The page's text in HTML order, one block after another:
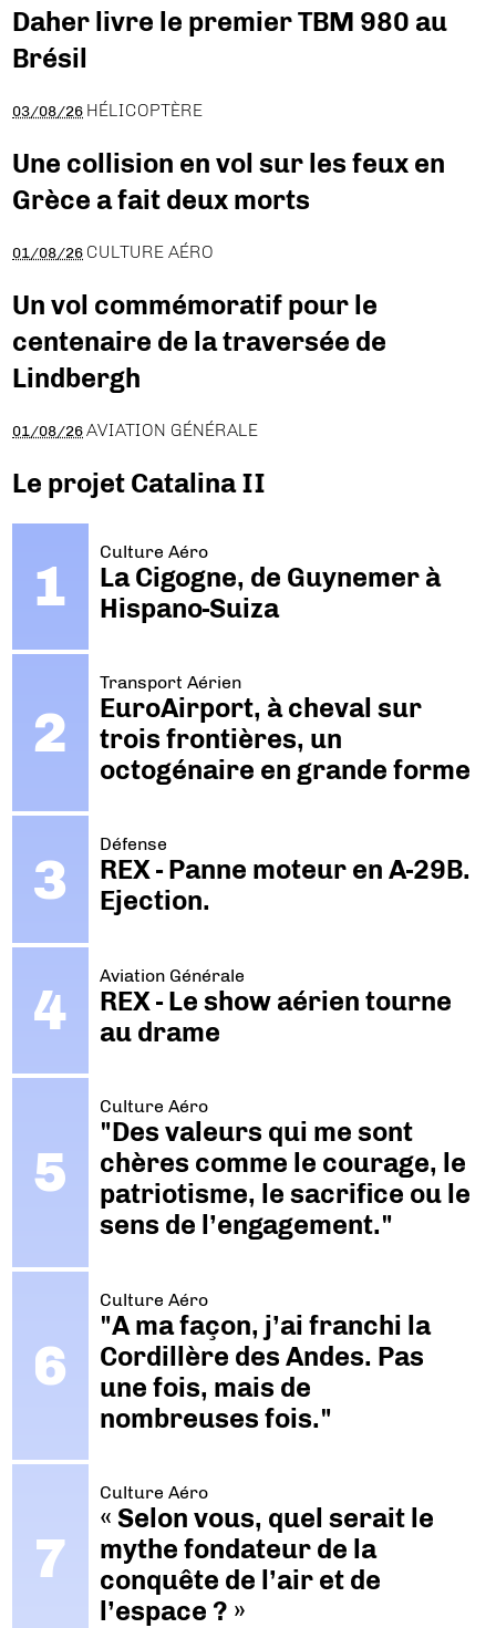
Daher livre le premier TBM 980 au
Brésil
03/08/26 HÉLICOPTÈRE
Une collision en vol sur les feux en
Grèce a fait deux morts
01/08/26 CULTURE AÉRO
Un vol commémoratif pour le
centenaire de la traversée de
Lindbergh
01/08/26 AVIATION GÉNÉRALE
Le projet Catalina II
Culture Aéro
La Cigogne, de Guynemer à
Hispano-Suiza
Transport Aérien
EuroAirport, à cheval sur
trois frontières, un
octogénaire en grande forme
Défense
REX - Panne moteur en A-29B.
Ejection.
Aviation Générale
REX - Le show aérien tourne
au drame
Culture Aéro
"Des valeurs qui me sont
chères comme le courage, le
patriotisme, le sacrifice ou le
sens de l’engagement."
Culture Aéro
"A ma façon, j’ai franchi la
Cordillère des Andes. Pas
une fois, mais de
nombreuses fois."
Culture Aéro
« Selon vous, quel serait le
mythe fondateur de la
conquête de l’air et de
l’espace ? »